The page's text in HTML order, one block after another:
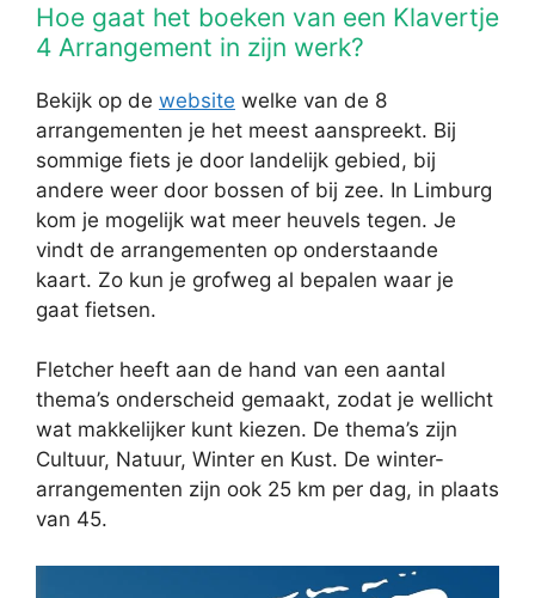
Hoe gaat het boeken van een Klavertje
4 Arrangement in zijn werk?
Bekijk op de website welke van de 8
arrangementen je het meest aanspreekt. Bij
sommige fiets je door landelijk gebied, bij
andere weer door bossen of bij zee. In Limburg
kom je mogelijk wat meer heuvels tegen. Je
vindt de arrangementen op onderstaande
kaart. Zo kun je grofweg al bepalen waar je
gaat fietsen.
Fletcher heeft aan de hand van een aantal
thema’s onderscheid gemaakt, zodat je wellicht
wat makkelijker kunt kiezen. De thema’s zijn
Cultuur, Natuur, Winter en Kust. De winter-
arrangementen zijn ook 25 km per dag, in plaats
van 45.